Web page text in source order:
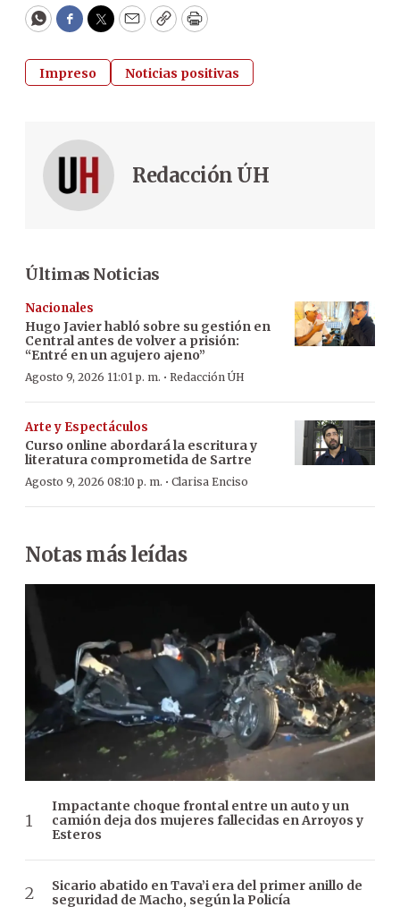
WhatsApp
Facebook
Twitter
EmailCopyPrint
Impreso Noticias positivas
Redacción ÚH
Últimas Noticias
Nacionales
Hugo Javier habló sobre su gestión en
Central antes de volver a prisión:
“Entré en un agujero ajeno”
Agosto 9, 2026 11:01 p. m. · Redacción ÚH
Arte y Espectáculos
Curso online abordará la escritura y
literatura comprometida de Sartre
Agosto 9, 2026 08:10 p. m. · Clarisa Enciso
Notas más leídas
Impactante choque frontal entre un auto y un
camión deja dos mujeres fallecidas en Arroyos y
Esteros
Sicario abatido en Tava’i era del primer anillo de
seguridad de Macho, según la Policía